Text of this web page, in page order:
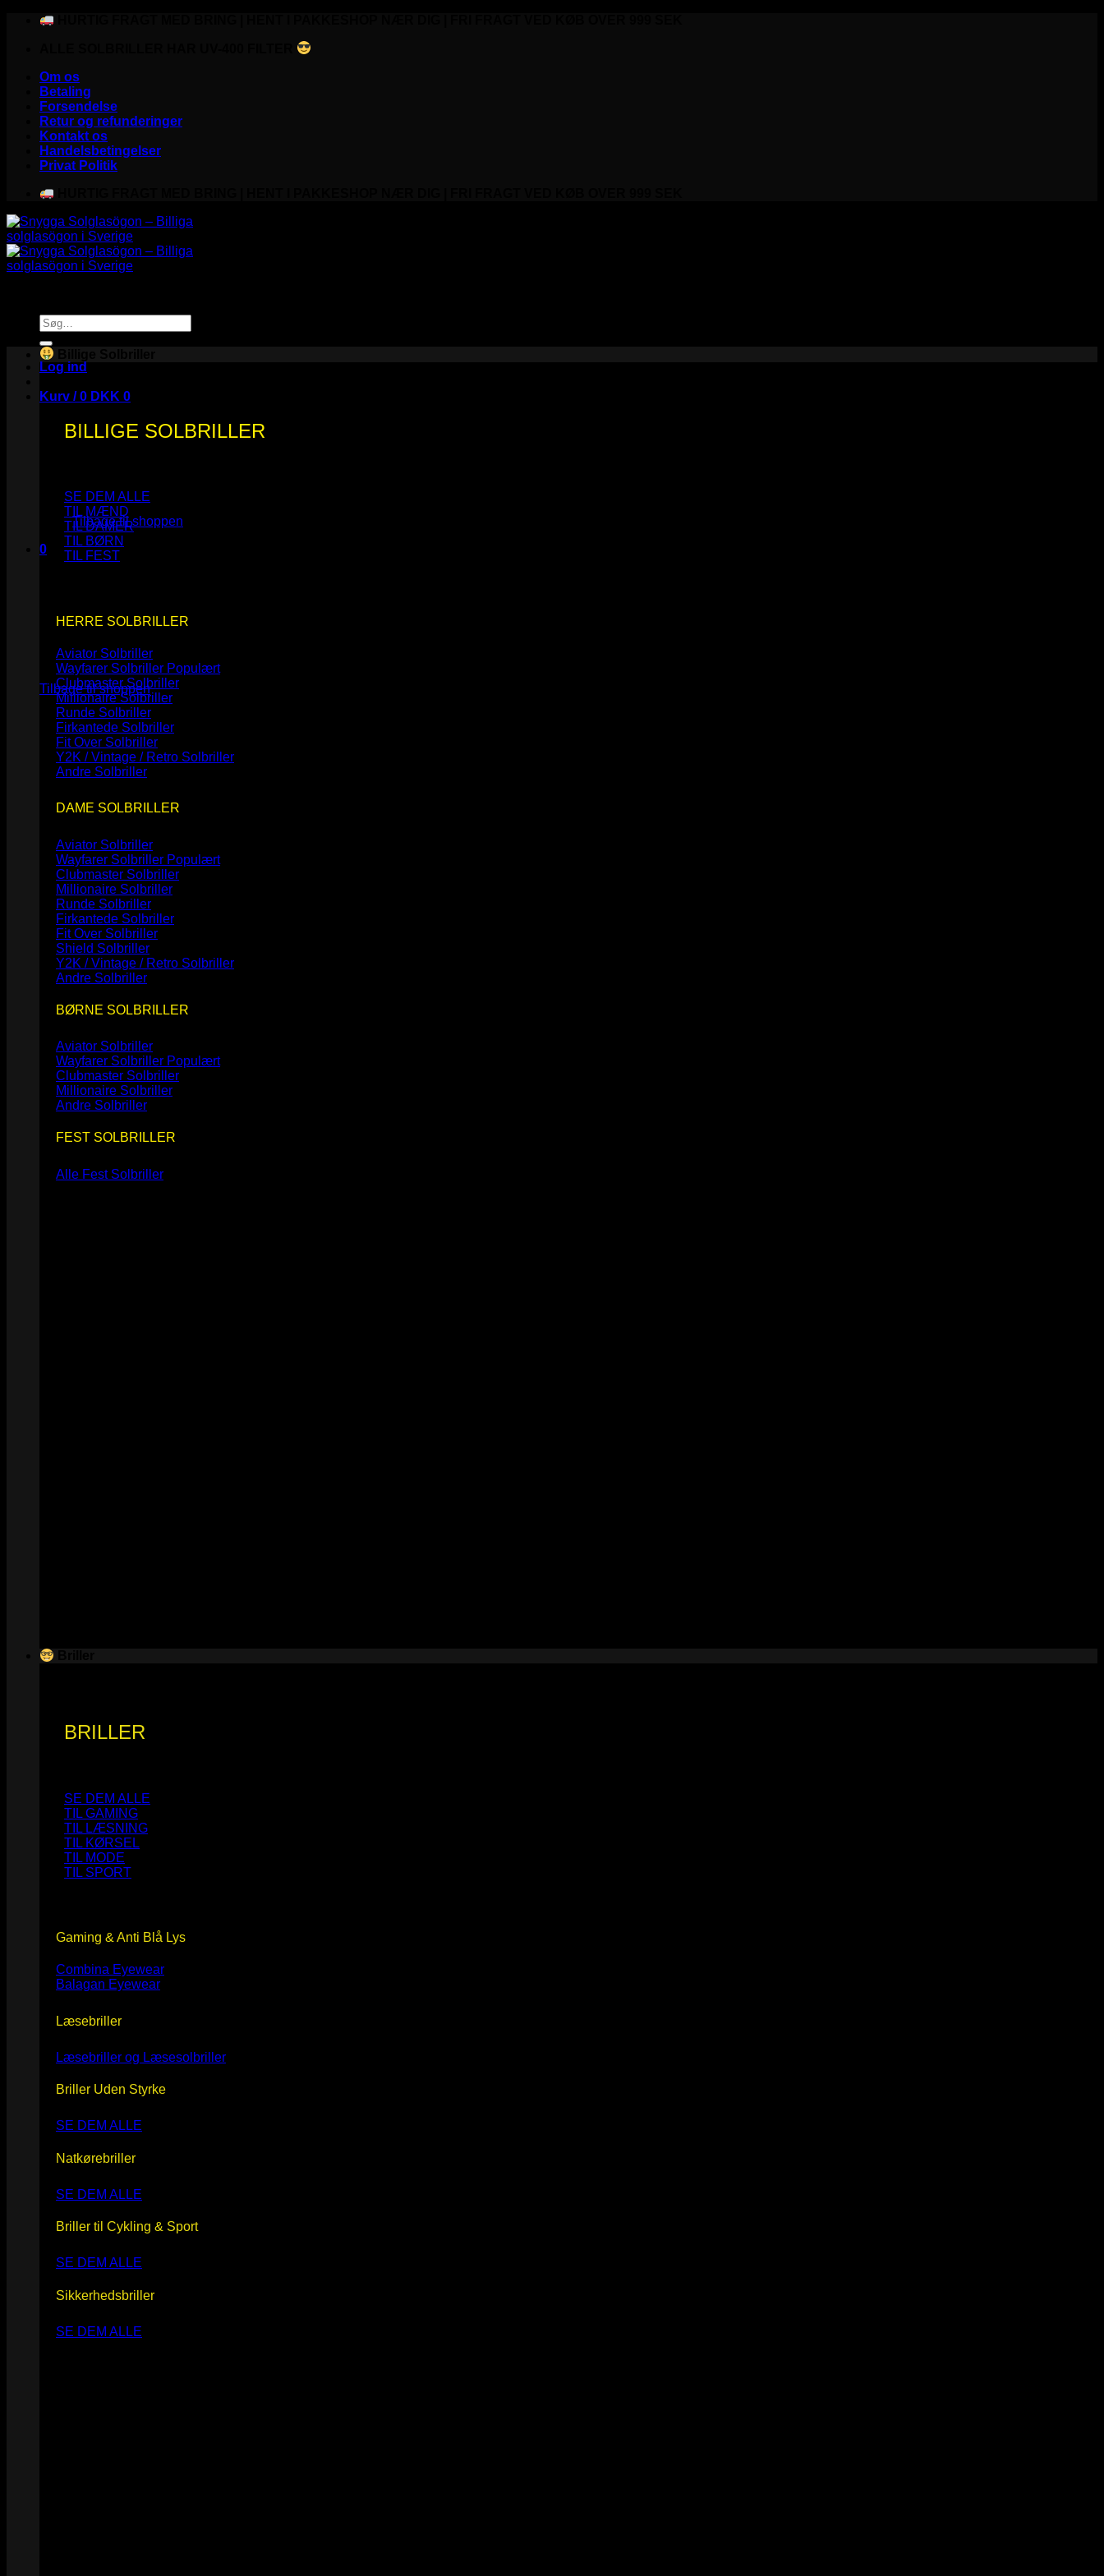
Fortsæt
Om os
Betaling
Forsendelse
Retur og refunderinger
Kontakt os
Handelsbetingelser
Privat Politik
Søg
efter:
Log ind
Kurv /0 DKK 0
Ingen varer i kurven.
Tilbage til shoppen
0
Kurv
Ingen varer i kurven.
Tilbage til shoppen
BILLIGE SOLBRILLER
SE DEM ALLE
TIL MÆND
TIL DAMER
TIL BØRN
TIL FEST
HERRE SOLBRILLER
Aviator Solbriller
Wayfarer Solbriller
Clubmaster Solbriller
Millionaire Solbriller
Runde Solbriller
Firkantede Solbriller
Fit Over Solbriller
Y2K / Vintage / Retro Solbriller
Andre Solbriller
DAME SOLBRILLER
Aviator Solbriller
Wayfarer Solbriller
Clubmaster Solbriller
Millionaire Solbriller
Runde Solbriller
Firkantede Solbriller
Fit Over Solbriller
Shield Solbriller
Y2K / Vintage / Retro Solbriller
Andre Solbriller
BØRNE SOLBRILLER
Aviator Solbriller
Wayfarer Solbriller
Clubmaster Solbriller
Millionaire Solbriller
Andre Solbriller
FEST SOLBRILLER
Alle Fest Solbriller
BRILLER
SE DEM ALLE
TIL GAMING
TIL LÆSNING
TIL KØRSEL
TIL MODE
TIL SPORT
Gaming & Anti Blå Lys
Combina Eyewear
Balagan Eyewear
Læsebriller
Læsebriller og Læsesolbriller
Briller Uden Styrke
SE DEM ALLE
Natkørebriller
SE DEM ALLE
Briller til Cykling & Sport
SE DEM ALLE
Sikkerhedsbriller
SE DEM ALLE